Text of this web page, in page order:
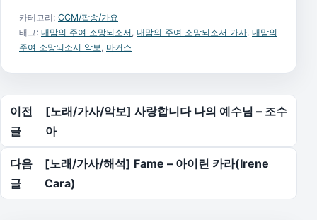
카테고리: CCM/팝송/가요
태그: 내맘의 주여 소망되소서 내맘의 주여 소망되소서 가사 내맘의
주여 소망되소서 악보
마커스
글 탐색
이전
글
[노래/가사/악보] 사랑합니다 나의 예수님 – 조수
아
다음
글
[노래/가사/해석] Fame – 아이린 카라(Irene
Cara)